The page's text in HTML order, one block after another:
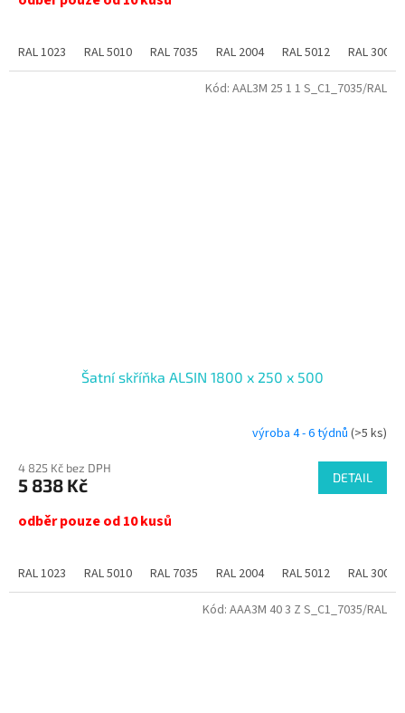
RAL 1023 RAL 5010 RAL 7035 RAL 2004 RAL 5012 RAL 3000
Šatní skříňka ALSIN 1800 x 250 x 500
výroba 4 - 6 týdnů (>5 ks)
4 825 Kč bez DPH
5 838 Kč DETAIL
odběr pouze od 10 kusů
RAL 1023 RAL 5010 RAL 7035 RAL 2004 RAL 5012 RAL 3000
Kód: AAL3M 25 1 1 S_C1_7035/RAL
Kód: AAA3M 40 3 Z S_C1_7035/RAL